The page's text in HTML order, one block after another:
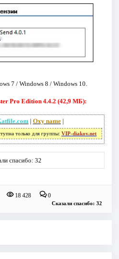
7 / Windows 8 / Windows 10.
Pro Edition 4.4.2 (42,9 МБ):
| Oxy name|
только для группы: VIP-diakov.net
спасибо: 32
18 428 0
Сказали спасибо: 32